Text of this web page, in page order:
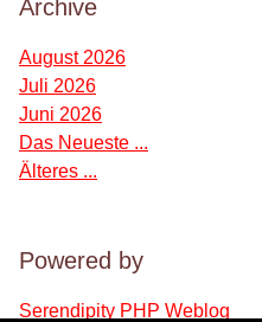
Archive
August 2026
Juli 2026
Juni 2026
Das Neueste ...
Älteres ...
Powered by
Serendipity PHP Weblog